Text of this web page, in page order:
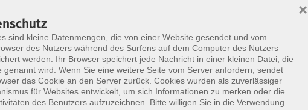
sind kleine Datenmengen, die von einer Website gesendet und vom
des Nutzers während des Surfens auf dem Computer des Nutzers
werden. Ihr Browser speichert jede Nachricht in einer kleinen Datei, die
genannt wird. Wenn Sie eine weitere Seite vom Server anfordern, sendet
das Cookie an den Server zurück. Cookies wurden als zuverlässiger
für Websites entwickelt, um sich Informationen zu merken oder die
des Benutzers aufzuzeichnen. Bitte willigen Sie in die Verwendung
×